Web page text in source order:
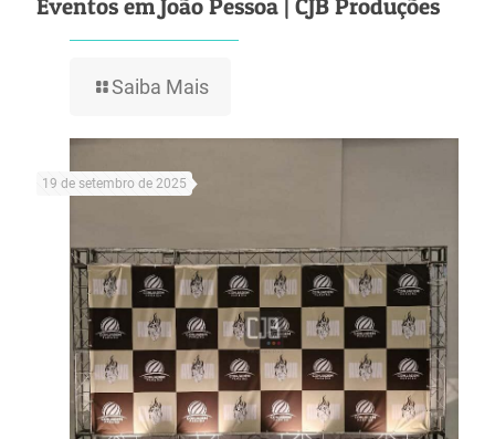
Eventos em João Pessoa | CJB Produções
Saiba Mais
19 de setembro de 2025